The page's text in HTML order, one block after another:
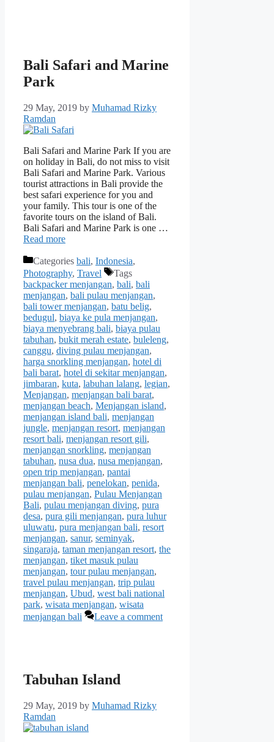
Bali Safari and Marine
Park
29 May, 2019 by Muhamad Rizky
Ramdan
Bali Safari and Marine Park If you are
on holiday in Bali, do not miss to visit
Bali Safari and Marine Park. Various
tourist attractions in Bali provide the
best safari experience for you and
your family. This tour is one of the
favorite tours on the island of Bali.
Bali Safari and Marine Park is one …
Read more
Categories bali, Indonesia,
Photography, Travel
Tags
backpacker menjangan, bali, bali
menjangan, bali pulau menjangan,
bali tower menjangan, batu belig,
bedugul, biaya ke pula menjangan,
biaya menyebrang bali, biaya pulau
tabuhan, bukit merah estate, buleleng,
canggu, diving pulau menjangan,
harga snorkling menjangan, hotel di
bali barat, hotel di sekitar menjangan,
jimbaran, kuta, labuhan lalang, legian,
Menjangan, menjangan bali barat,
menjangan beach, Menjangan island,
menjangan island bali, menjangan
jungle, menjangan resort, menjangan
resort bali, menjangan resort gili,
menjangan snorkling, menjangan
tabuhan, nusa dua, nusa menjangan,
open trip menjangan, pantai
menjangan bali, penelokan, penida,
pulau menjangan, Pulau Menjangan
Bali, pulau menjangan diving, pura
desa, pura gili menjangan, pura luhur
uluwatu, pura menjangan bali, resort
menjangan, sanur, seminyak,
singaraja, taman menjangan resort, the
menjangan, tiket masuk pulau
menjangan, tour pulau menjangan,
travel pulau menjangan, trip pulau
menjangan, Ubud, west bali national
park, wisata menjangan, wisata
menjangan bali
Leave a comment
Tabuhan Island
29 May, 2019 by Muhamad Rizky
Ramdan